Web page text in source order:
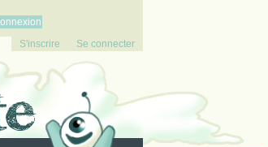
S'inscrire Se connecter